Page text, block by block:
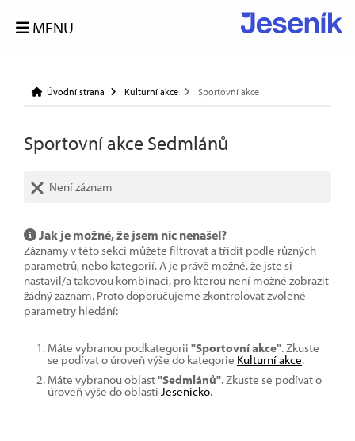
MENU
Úvodní strana Kulturní akce Sportovní akce
Sportovní akce Sedmlánů
Není záznam
Jak je možné, že jsem nic nenašel?
Záznamy v této sekci můžete filtrovat a třídit podle různých
parametrů, nebo kategorií. A je právě možné, že jste si
nastavil/a takovou kombinaci, pro kterou není možné zobrazit
žádný záznam. Proto doporučujeme zkontrolovat zvolené
parametry hledání:
Máte vybranou podkategorii "Sportovní akce". Zkuste
se podívat o úroveň výše do kategorie Kulturní akce.
Máte vybranou oblast"Sedmlánů". Zkuste se podívat o
úroveň výše do oblasti Jesenicko.